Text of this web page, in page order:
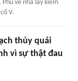
về nhà lấy kiếm
V.
thủy quái
vì sự thật đau